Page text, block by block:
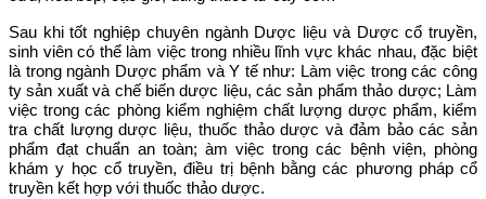
Sau khi tốt nghiệp chuyên ngành Dược liệu và Dược cổ truyền,
sinh viên có thể làm việc trong nhiều lĩnh vực khác nhau, đặc biệt
là trong ngành Dược phẩm và Y tế như: Làm việc trong các công
ty sản xuất và chế biến dược liệu, các sản phẩm thảo dược; Làm
việc trong các phòng kiểm nghiệm chất lượng dược phẩm, kiểm
tra chất lượng dược liệu, thuốc thảo dược và đảm bảo các sản
phẩm đạt chuẩn an toàn; àm việc trong các bệnh viện, phòng
khám y học cổ truyền, điều trị bệnh bằng các phương pháp cổ
truyền kết hợp với thuốc thảo dược.